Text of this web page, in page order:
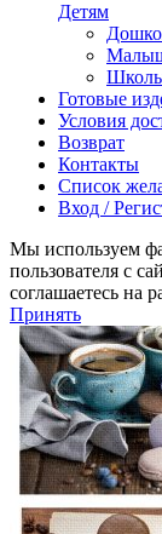
Детям
Готовые
Условия
Возврат
Контакты
Список
Вход /
Мы используем
пользователя с
соглашаетесь на
Принять